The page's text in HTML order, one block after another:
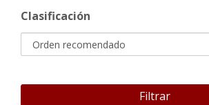
Clasificación
Filtrar